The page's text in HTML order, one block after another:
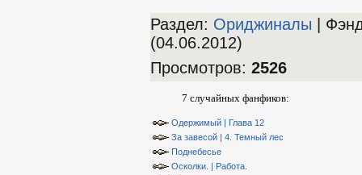
Раздел: Ориджиналы |
(04.06.2012)
Просмотров: 2526
7 случайных фанфиков:
Одержимый | Глава 12
За завесой | 4. Темный лес
Поднебесье
Осколки. | Работа.